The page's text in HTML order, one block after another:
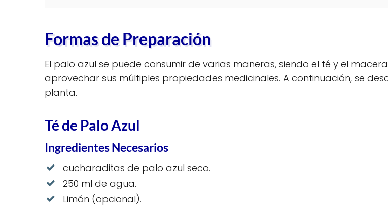
Formas de Preparación
El palo azul se puede consumir de varias maneras, siendo el té y el
aprovechar sus múltiples propiedades medicinales. A continuación, se
planta.
Té de Palo Azul
Ingredientes Necesarios
cucharaditas de palo azul seco.
250 ml de agua.
Limón (opcional).